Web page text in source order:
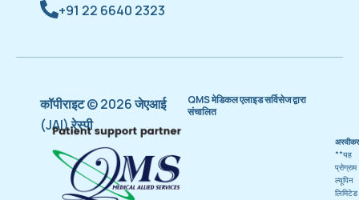
+91 22 6640 2323
कॉपीराइट © 2026 जेएआई
(JAI) रेस्पी
QMS मेडिकल एलाइड सर्विसेज द्वारा
संचालित
**यह
प्रोग्राम
ल्यूपिन
लिमिटेड